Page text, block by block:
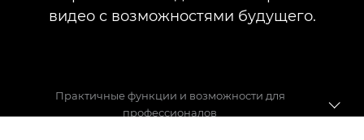
видео с возможностями будущего.
Практичные функции и возможности для
профессионалов